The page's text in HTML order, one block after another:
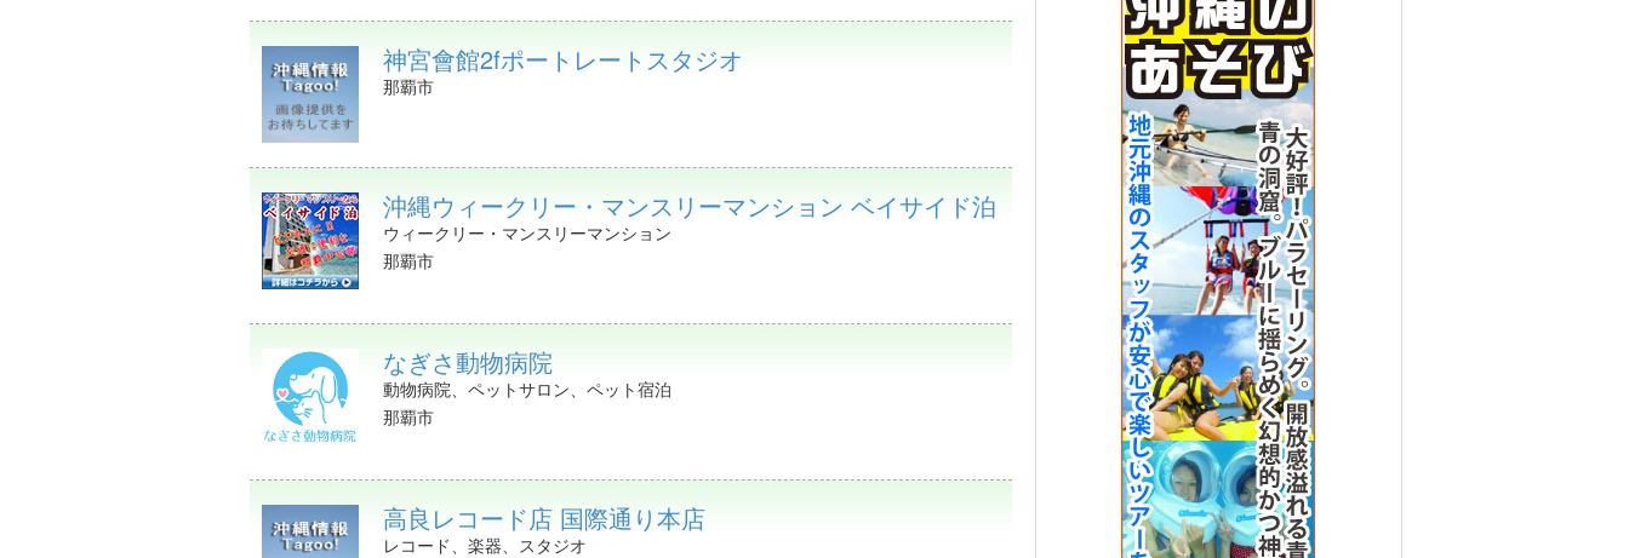
神宮會館2fポートレートスタジオ
那覇市
沖縄ウィークリー・マンスリーマンション ベイサイド泊
ウィークリー・マンスリーマンション
那覇市
なぎさ動物病院
動物病院、ペットサロン、ペット宿泊
那覇市
高良レコード店 国際通り本店
レコード、楽器、スタジオ